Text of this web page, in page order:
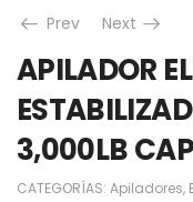
Prev
Next
APILADOR
3,000LB
CATEGORÍAS: Apiladores,